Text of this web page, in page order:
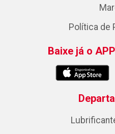
Política de
Baixe já o